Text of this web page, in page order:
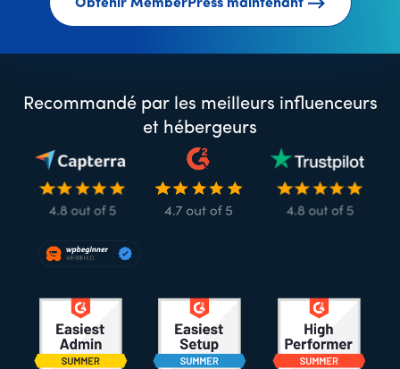
Obtenir MemberPress maintenant
Recommandé par les meilleurs influenceurs
et hébergeurs